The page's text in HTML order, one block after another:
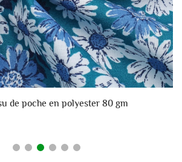
de poche en polyester 80 gm